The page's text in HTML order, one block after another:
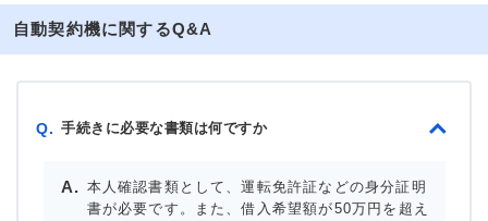
自動契約機に関するQ&A
Q. 手続きに必要な書類は何ですか
本人確認書類として、運転免許証などの身分証明
書が必要です。また、借入希望額が50万円を超え